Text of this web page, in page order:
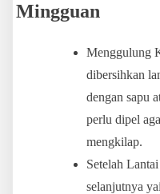
Mingguan
Menggulung
dibersihkan
dengan sapu
perlu dipel
mengkilap.
Setelah
selanjutnya